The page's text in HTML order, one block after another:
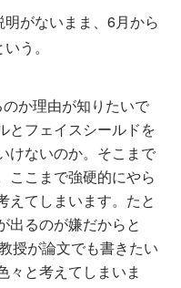
がないまま、6月から
う。
のか理由が知りたいで
とフェイスシールドを
けないのか。そこまで
ここまで強硬的にやら
えてしまいます。たと
出るのが嫌だからと
授が論文でも書きたい
々と考えてしまいま